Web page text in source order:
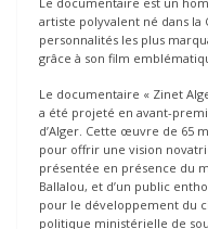
artiste polyvalent né dans la
personnalités les plus
grâce à son film
Le documentaire « Zinet
a été projeté en avant-
d’Alger. Cette œuvre de 65
pour offrir une vision
présentée en présence du
Ballalou, et d’un public
pour le développement du
politique ministérielle de